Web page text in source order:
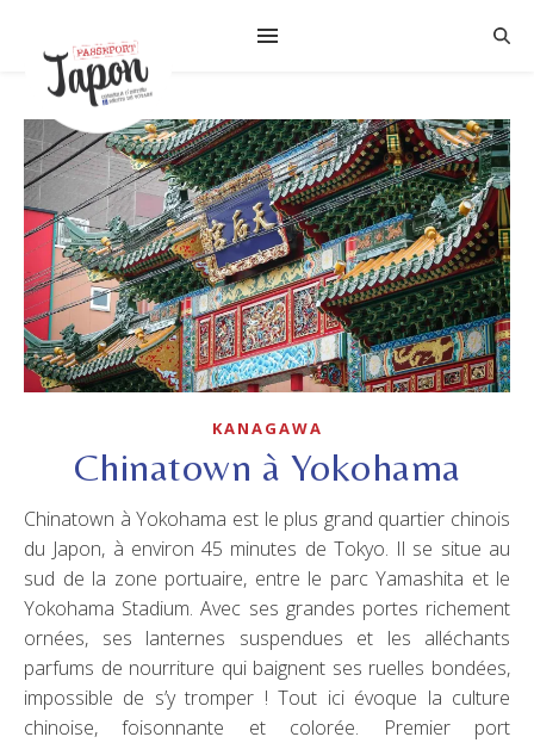
KANAGAWA
Chinatown à Yokohama
Chinatown à Yokohama est le plus grand quartier chinois
du Japon, à environ 45 minutes de Tokyo. Il se situe au
sud de la zone portuaire, entre le parc Yamashita et le
Yokohama Stadium. Avec ses grandes portes richement
ornées, ses lanternes suspendues et les alléchants
parfums de nourriture qui baignent ses ruelles bondées,
impossible de s’y tromper ! Tout ici évoque la culture
chinoise, foisonnante et colorée. Premier port